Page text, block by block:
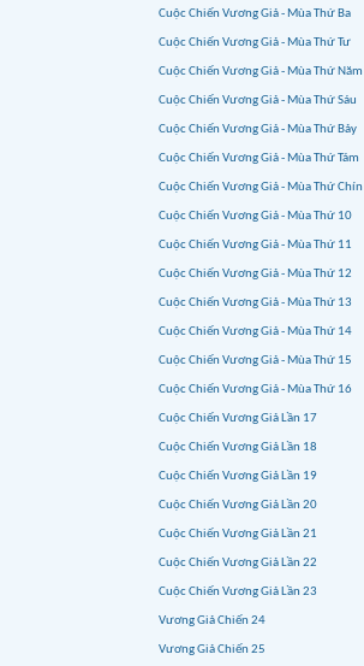
Cuộc Chiến Vương Giả - Mùa Thứ Ba
Cuộc Chiến Vương Giả - Mùa Thứ Tư
Cuộc Chiến Vương Giả - Mùa Thứ Năm
Cuộc Chiến Vương Giả - Mùa Thứ Sáu
Cuộc Chiến Vương Giả - Mùa Thứ Bảy
Cuộc Chiến Vương Giả - Mùa Thứ Tám
Cuộc Chiến Vương Giả - Mùa Thứ Chín
Cuộc Chiến Vương Giả - Mùa Thứ 10
Cuộc Chiến Vương Giả - Mùa Thứ 11
Cuộc Chiến Vương Giả - Mùa Thứ 12
Cuộc Chiến Vương Giả - Mùa Thứ 13
Cuộc Chiến Vương Giả - Mùa Thứ 14
Cuộc Chiến Vương Giả - Mùa Thứ 15
Cuộc Chiến Vương Giả - Mùa Thứ 16
Cuộc Chiến Vương Giả Lần 17
Cuộc Chiến Vương Giả Lần 18
Cuộc Chiến Vương Giả Lần 19
Cuộc Chiến Vương Giả Lần 20
Cuộc Chiến Vương Giả Lần 21
Cuộc Chiến Vương Giả Lần 22
Cuộc Chiến Vương Giả Lần 23
Vương Giả Chiến 24
Vương Giả Chiến 25